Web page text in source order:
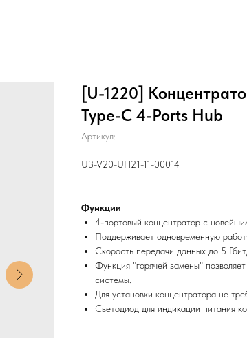
[U-1220]
Type-C 4-Ports Hub
Артикул:
U3-V20-UH21-11-00014
Функции
4-портовый концентратор с
Поддерживает одновременную
Скорость передачи данных до 5
Функция "горячей замены"
системы.
Для установки концентратора не
Светодиод для индикации питания